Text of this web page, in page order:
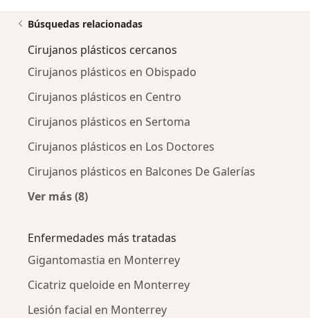
Búsquedas relacionadas
Cirujanos plásticos cercanos
Cirujanos plásticos en Obispado
Cirujanos plásticos en Centro
Cirujanos plásticos en Sertoma
Cirujanos plásticos en Los Doctores
Cirujanos plásticos en Balcones De Galerías
Ver más (8)
Enfermedades más tratadas
Gigantomastia en Monterrey
Cicatriz queloide en Monterrey
Lesión facial en Monterrey